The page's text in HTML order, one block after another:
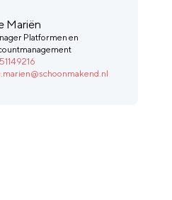
Mariën
Platformen en